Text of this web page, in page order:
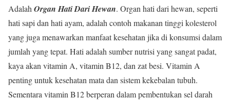
Adalah Organ Hati Dari Hewan. Organ hati dari hewan, seperti
hati sapi dan hati ayam, adalah contoh makanan tinggi kolesterol
yang juga menawarkan manfaat kesehatan jika di konsumsi dalam
jumlah yang tepat. Hati adalah sumber nutrisi yang sangat padat,
kaya akan vitamin A, vitamin B12, dan zat besi. Vitamin A
penting untuk kesehatan mata dan sistem kekebalan tubuh.
Sementara vitamin B12 berperan dalam pembentukan sel darah